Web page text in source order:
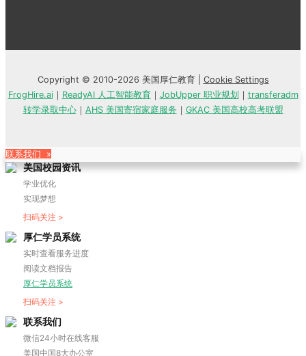
Copyright © 2010-2026 美国厚仁教育 | Cookie Settings
FrogHire.ai｜ ReadyAI 人工智能教育｜ JobUpper 职业规划 ｜ transferadm
转学录取中心｜ AHS 美国寄宿家庭服务 ｜ GKAC 美国高校高考联盟
联系我们 »
美国校园资讯
学业优化
实现梦想
扫码关注 >
厚仁学员系统
实时查看服务进度
阅读文档报告
厚仁学员系统
扫码关注 >
联系我们
微信24小时在线客服
美国中国8大办公室